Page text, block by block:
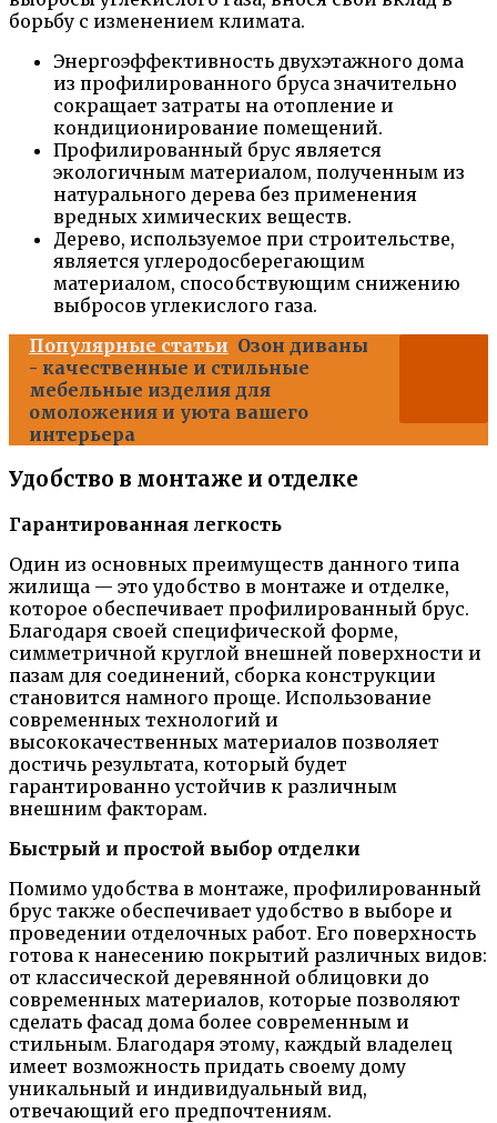
борьбу с изменением климата.
Энергоэффективность двухэтажного дома
из профилированного бруса значительно
сокращает затраты на отопление и
кондиционирование помещений.
Профилированный брус является
экологичным материалом, полученным из
натурального дерева без применения
вредных химических веществ.
Дерево, используемое при строительстве,
является углеродосберегающим
материалом, способствующим снижению
выбросов углекислого газа.
Популярные статьи Озон диваны
- качественные и стильные
мебельные изделия для
омоложения и уюта вашего
интерьера
Удобство в монтаже и отделке
Гарантированная легкость
Один из основных преимуществ данного типа
жилища — это удобство в монтаже и отделке,
которое обеспечивает профилированный брус.
Благодаря своей специфической форме,
симметричной круглой внешней поверхности и
пазам для соединений, сборка конструкции
становится намного проще. Использование
современных технологий и
высококачественных материалов позволяет
достичь результата, который будет
гарантированно устойчив к различным
внешним факторам.
Быстрый и простой выбор отделки
Помимо удобства в монтаже, профилированный
брус также обеспечивает удобство в выборе и
проведении отделочных работ. Его поверхность
готова к нанесению покрытий различных видов:
от классической деревянной облицовки до
современных материалов, которые позволяют
сделать фасад дома более современным и
стильным. Благодаря этому, каждый владелец
имеет возможность придать своему дому
уникальный и индивидуальный вид,
отвечающий его предпочтениям.